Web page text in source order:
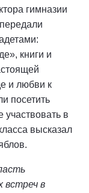
гимназии
книги и
и любви к
посетить
в
высказал
встреч в